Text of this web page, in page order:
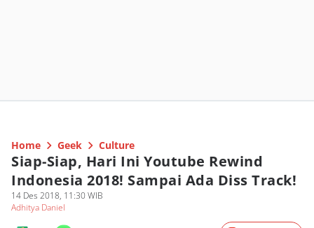
Home Geek Culture
Siap-Siap, Hari Ini Youtube Rewind
Indonesia 2018! Sampai Ada Diss Track!
14 Des 2018, 11:30 WIB
Adhitya Daniel